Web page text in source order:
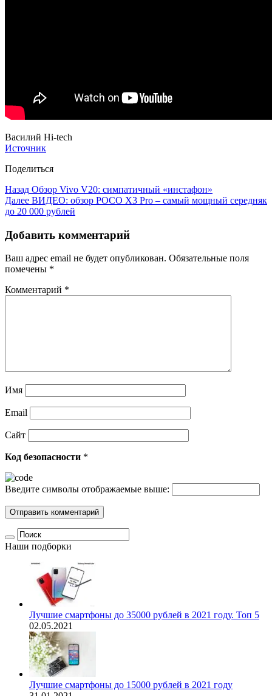
Василий Hi-tech
Источник
Поделиться
Назад Обзор Vivo V20: симпатичный «инстафон»
Далее ВИДЕО: обзор POCO X3 Pro – самый мощный середняк
до 20 000 рублей
Добавить комментарий
Ваш адрес email не будет опубликован. Обязательные поля
помечены *
Комментарий *
Имя
Email
Сайт
Код безопасности *
Введите символы отображаемые выше:
Наши подборки
Лучшие смартфоны до 35000 рублей в 2021 году. Топ 5
02.05.2021
Лучшие смартфоны до 15000 рублей в 2021 году